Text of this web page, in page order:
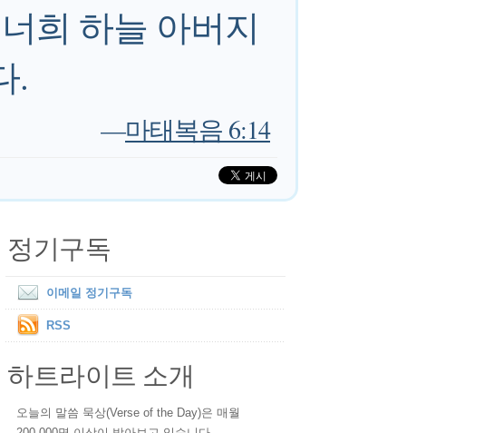
희 하늘 아버지
.
—마태복음 6:14
정기구독
이메일 정기구독
RSS
하트라이트 소개
오늘의 말씀 묵상(Verse of the Day)은 매월